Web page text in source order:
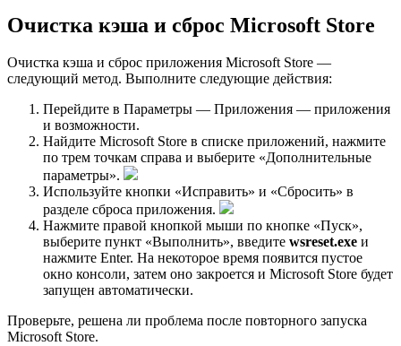
Очистка кэша и сброс Microsoft Store
Очистка кэша и сброс приложения Microsoft Store —
следующий метод. Выполните следующие действия:
Перейдите в Параметры — Приложения — приложения
и возможности.
Найдите Microsoft Store в списке приложений, нажмите
по трем точкам справа и выберите «Дополнительные
параметры».
Используйте кнопки «Исправить» и «Сбросить» в
разделе сброса приложения.
Нажмите правой кнопкой мыши по кнопке «Пуск»,
выберите пункт «Выполнить», введите wsreset.exe и
нажмите Enter. На некоторое время появится пустое
окно консоли, затем оно закроется и Microsoft Store будет
запущен автоматически.
Проверьте, решена ли проблема после повторного запуска
Microsoft Store.